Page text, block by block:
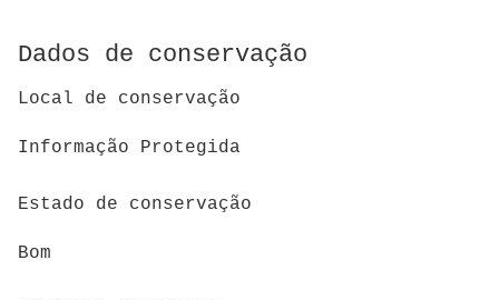
Dados de conservação
Local de conservação
Informação Protegida
Estado de conservação
Bom